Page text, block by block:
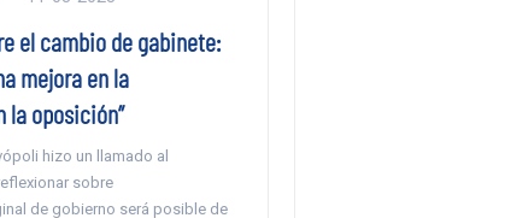
el cambio de gabinete:
mejora en la
oposición”
hizo un llamado al
sobre
de gobierno será posible de